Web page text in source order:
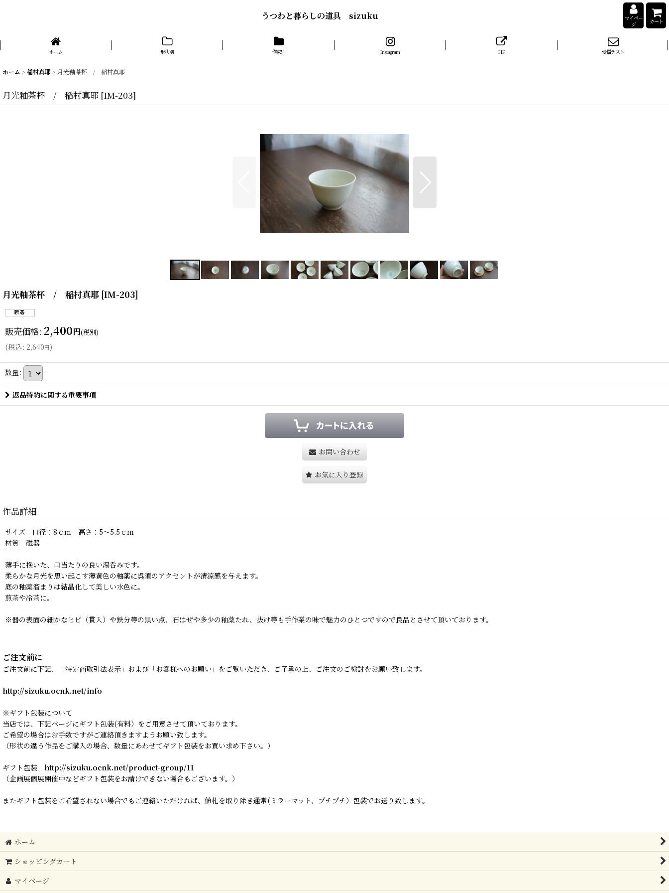
うつわと暮らしの道具 sizuku
マイペー
ジ
カート
ホーム 形状別 作家別 Instagram HP 受信テスト
ホーム > 稲村真耶> 月光釉茶杯 / 稲村真耶
月光釉茶杯 / 稲村真耶 [IM-203]
月光釉茶杯 / 稲村真耶 [IM-203]
販売価格: 2,400円(税別)
(税込: 2,640円)
数量:
返品特約に関する重要事項
お問い合わせ
お気に入り登録
作品詳細
サイズ 口径：8ｃｍ 高さ：5〜5.5ｃｍ
材質 磁器
薄手に挽いた、口当たりの良い湯呑みです。
柔らかな月光を思い起こす薄黄色の釉薬に呉須のアクセントが清涼感を与えます。
底の釉薬溜まりは結晶化して美しい水色に。
煎茶や冷茶に。
※器の表面の細かなヒビ（貫入）や鉄分等の黒い点、石はぜや多少の釉薬たれ、抜け等も手作業の味で魅力のひとつですので良品とさせて頂いております。
ご注文前に
ご注文前に下記、「特定商取引法表示」および「お客様へのお願い」をご覧いただき、ご了承の上、ご注文のご検討をお願い致します。
http://sizuku.ocnk.net/info
※ギフト包装について
当店では、下記ページにギフト包装(有料）をご用意させて頂いております。
ご希望の場合はお手数ですがご連絡頂きますようお願い致します。
（形状の違う作品をご購入の場合、数量にあわせてギフト包装をお買い求め下さい。）
ギフト包装 http://sizuku.ocnk.net/product-group/11
（企画展個展開催中などギフト包装をお請けできない場合もございます。）
またギフト包装をご希望されない場合でもご連絡いただければ、値札を取り除き通常(ミラーマット、プチプチ）包装でお送り致します。
ホーム
ショッピングカート
マイページ